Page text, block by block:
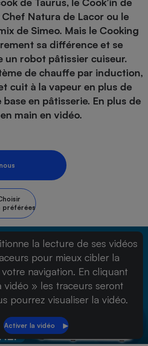
Natura de Lacor ou le
de Simeo. Mais le Cooking
sa différence et se
un robot pâtissier cuiseur.
de chauffe par induction,
cuit à la vapeur en plus de
en pâtisserie. En plus de
main en vidéo.
préférées
la lecture de ses vidéos
pour mieux cibler la
navigation. En cliquant
vidéo » les traceurs seront
pourrez visualiser la vidéo.
Sécurité - Hygiène
Complément
alimentaire
Assurance
Banque - Crédit
Epargne - Fiscalité
Assurance emprunteur
Banque
Circulation routière
Contrôle technique -
Pièce détachée
Moto
Supermarché - Drive
Comparatif
Comparatif plaque à
Comparatif hotte
Comparatif climatiseur
Comparatif aspirateur
Comparatif cafetière
Comparatif robot cuiseur
Gros électroménager
Petit électroménager -
Électricité - Gaz
Comparatif casque audio
Comparatif barre de son
Comparatif imprimante
Comparatif ordinateur
Comparatif ultrabook
Image et son
Téléphonie
Crédit immobilier
Comparatif tondeuse
Comparatif poêle à
Comparatif radiateur
Chauffage
Produit d'entretien
Hygiène - Beauté
Maladie - Médecine -
Mutuelle
Maison de retraite
emprunteur
Ensemble
- Testez le débit de votre
Internet